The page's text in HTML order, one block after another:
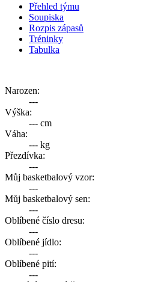
Přehled týmu
Soupiska
Rozpis zápasů
Tréninky
Tabulka
Narozen:
---
Výška:
--- cm
Váha:
--- kg
Přezdívka:
---
Můj basketbalový vzor:
---
Můj basketbalový sen:
---
Oblíbené číslo dresu:
---
Oblíbené jídlo:
---
Oblíbené pití:
---